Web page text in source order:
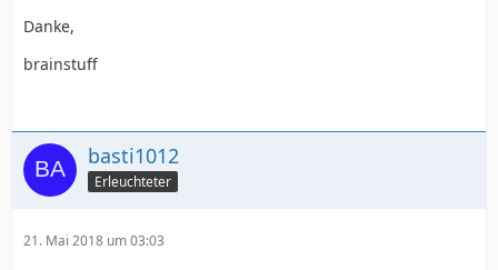
Danke,
brainstuff
basti1012
Erleuchteter
21. Mai 2018 um 03:03